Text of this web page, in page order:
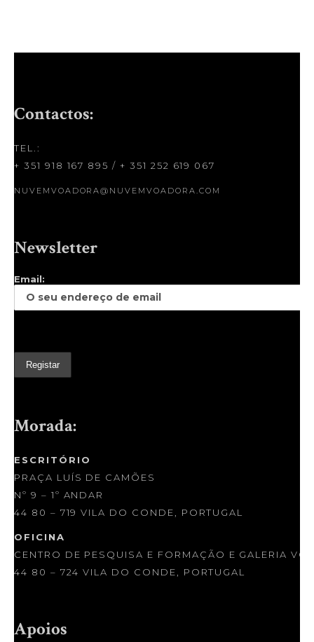
Contactos:
TEL.:
+ 351 918 167 895 / + 351 252 619 067
NUVEMVOADORA@NUVEMVOADORA.COM
Newsletter
Email:
Morada:
ESCRITÓRIO
PRAÇA LUÍS DE CAMÕES
Nº 9 – 1º ANDAR
44 80 – 719 VILA DO CONDE, PORTUGAL
OFICINA
CENTRO DE PESQUISA E FORMAÇÃO E GALERIA
44 80 – 724 VILA DO CONDE, PORTUGAL
Apoios